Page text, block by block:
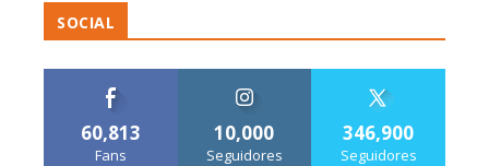
SOCIAL
60,813
Fans
10,000
Seguidores
346,900
Seguidores